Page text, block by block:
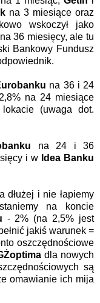
na 3 miesiące oraz
wskoczył jako
36 miesięcy, ale tu
Bankowy Fundusz
na 36 i 24
na 24 miesiące
(uwaga dot.
na 24 i 36
i w Idea Banku
dłużej i nie łapiemy
na koncie
- 2% (na 2,5% jest
jakiś warunek =
oszczędnościowe
dla nowych
są
omawianie ich mija